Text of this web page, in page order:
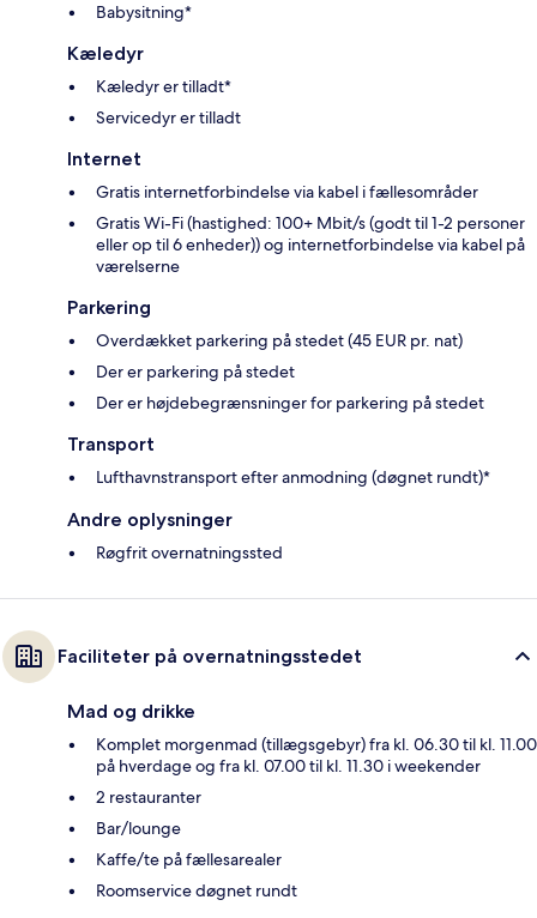
Babysitning*
Kæledyr
Kæledyr er tilladt*
Servicedyr er tilladt
Internet
Gratis internetforbindelse via kabel i fællesområder
Gratis Wi-Fi (hastighed: 100+ Mbit/s (godt til 1-2 personer
eller op til 6 enheder)) og internetforbindelse via kabel på
værelserne
Parkering
Overdækket parkering på stedet (45 EUR pr. nat)
Der er parkering på stedet
Der er højdebegrænsninger for parkering på stedet
Transport
Lufthavnstransport efter anmodning (døgnet rundt)*
Andre oplysninger
Røgfrit overnatningssted
Faciliteter på overnatningsstedet
Mad og drikke
Komplet morgenmad (tillægsgebyr) fra kl. 06.30 til kl. 11.00
på hverdage og fra kl. 07.00 til kl. 11.30 i weekender
2 restauranter
Bar/lounge
Kaffe/te på fællesarealer
Roomservice døgnet rundt